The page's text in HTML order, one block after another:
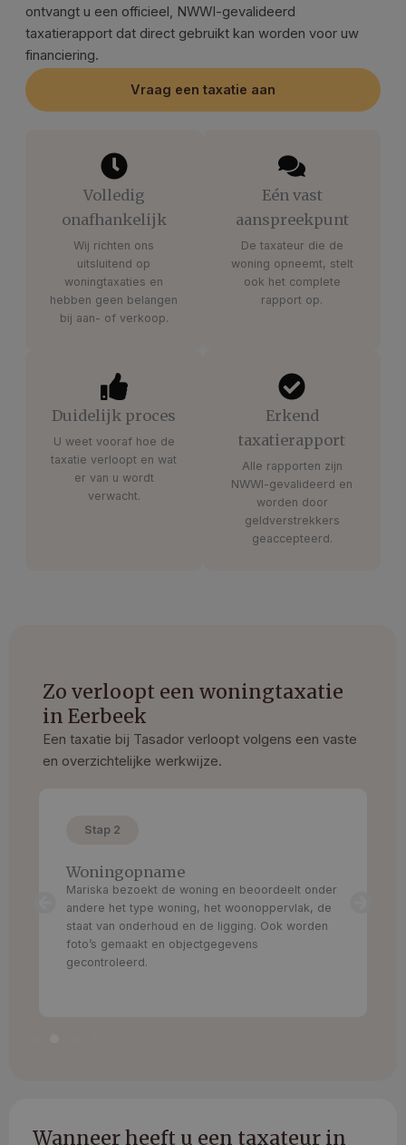
ontvangt u een officieel, NWWI-gevalideerd
taxatierapport dat direct gebruikt kan worden voor uw
financiering.
Vraag een taxatie aan
Volledig
onafhankelijk
Wij richten ons
uitsluitend op
woningtaxaties en
hebben geen belangen
bij aan- of verkoop.
Eén vast
aanspreekpunt
De taxateur die de
woning opneemt, stelt
ook het complete
rapport op.
Duidelijk proces
U weet vooraf hoe de
taxatie verloopt en wat
er van u wordt
verwacht.
Erkend
taxatierapport
Alle rapporten zijn
NWWI-gevalideerd en
worden door
geldverstrekkers
geaccepteerd.
Zo verloopt een woningtaxatie
in Eerbeek
Een taxatie bij Tasador verloopt volgens een vaste
en overzichtelijke werkwijze.
Stap 2
Woningopname
Mariska bezoekt de woning en beoordeelt onder
andere het type woning, het woonoppervlak, de
staat van onderhoud en de ligging. Ook worden
foto’s gemaakt en objectgegevens
gecontroleerd.
Wanneer heeft u een taxateur in